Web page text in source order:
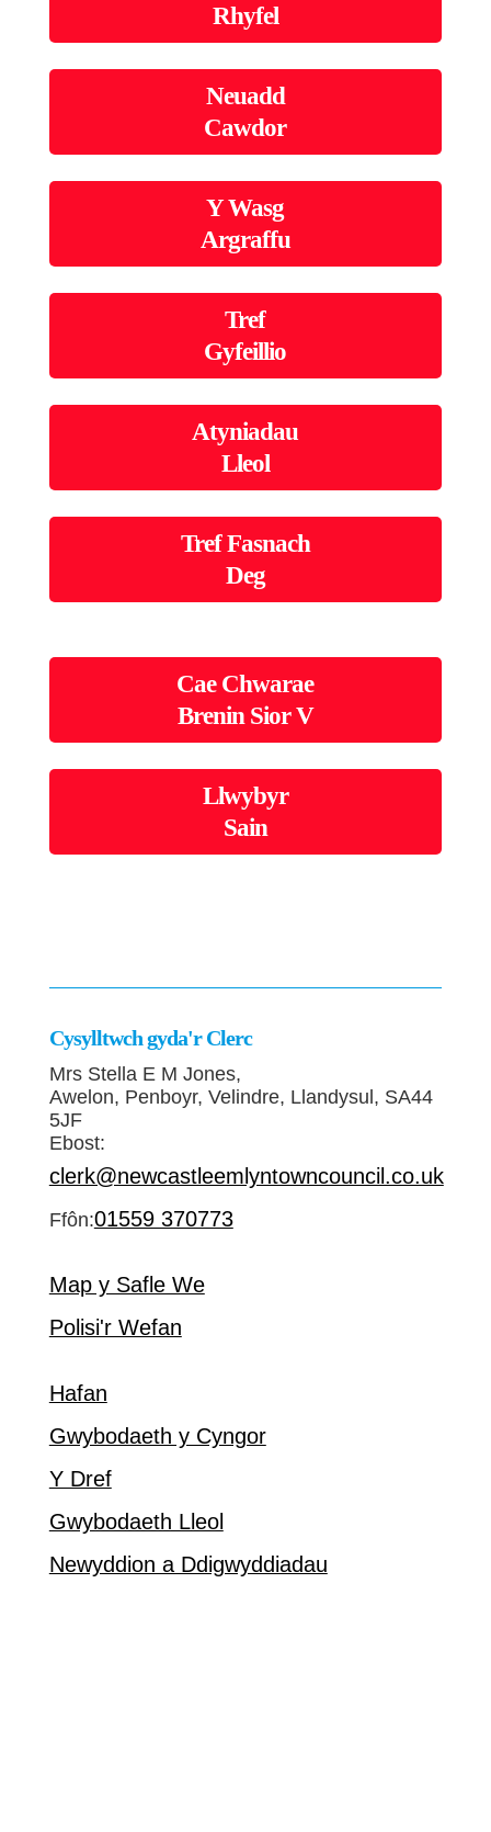
Rhyfel
Neuadd
Cawdor
Y Wasg
Argraffu
Tref
Gyfeillio
Atyniadau
Lleol
Tref Fasnach
Deg
Cae Chwarae
Brenin Sior V
Llwybyr
Sain
Cysylltwch gyda'r Clerc
Mrs Stella E M Jones,
Awelon, Penboyr, Velindre, Llandysul, SA44
5JF
Ebost:
clerk@newcastleemlyntowncouncil.co.uk
Ffôn:01559 370773
Map y Safle We
Polisi'r Wefan
Hafan
Gwybodaeth y Cyngor
Y Dref
Gwybodaeth Lleol
Newyddion a Ddigwyddiadau